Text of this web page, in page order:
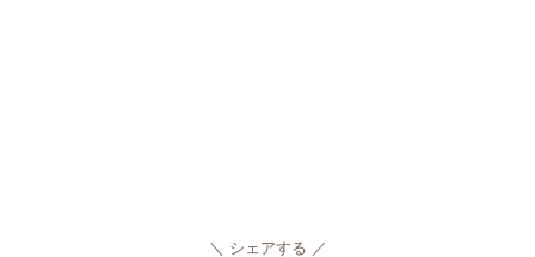
シェアする